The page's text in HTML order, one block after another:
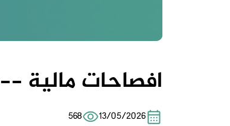
افصاحات مالية --
13/05/2026
568